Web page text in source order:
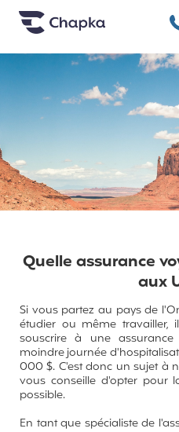
Chapka
Quelle assurance
aux
Si vous partez au pays de
étudier ou même travailler,
souscrire à une
moindre journée
000 $. C'est donc un sujet à
vous conseille d'opter pour
possible.
En tant que spécialiste de